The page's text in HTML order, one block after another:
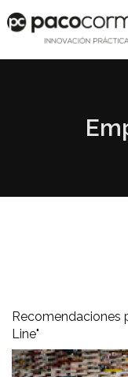
Recomendaciones
Line"